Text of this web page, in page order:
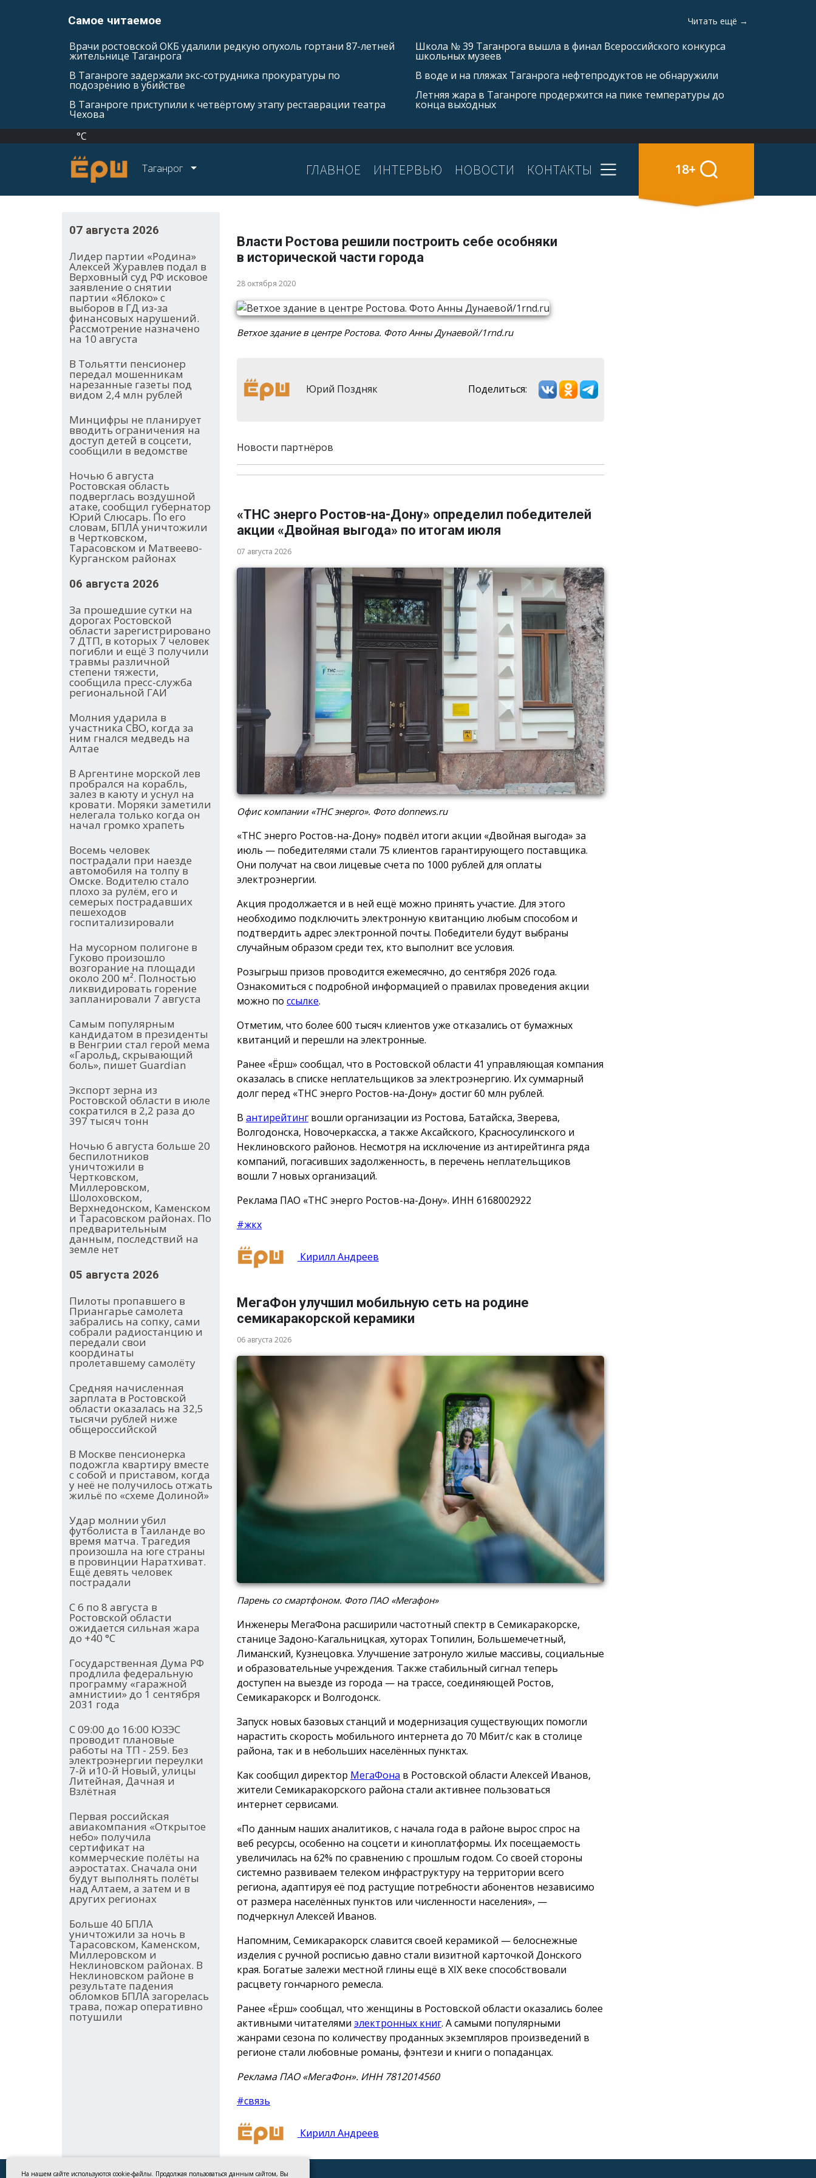
Самое читаемое Читать ещё →
Врачи ростовской ОКБ удалили редкую опухоль гортани 87-летней
жительнице Таганрога
В Таганроге задержали экс-сотрудника прокуратуры по
подозрению в убийстве
В Таганроге приступили к четвёртому этапу реставрации театра
Чехова
Школа № 39 Таганрога вышла в финал Всероссийского конкурса
школьных музеев
В воде и на пляжах Таганрога нефтепродуктов не обнаружили
Летняя жара в Таганроге продержится на пике температуры до
конца выходных
°C
Таганрог ГЛАВНОЕ ИНТЕРВЬЮ НОВОСТИ КОНТАКТЫ 18+
07 августа 2026
Лидер партии «Родина»
Алексей Журавлев подал в
Верховный суд РФ исковое
заявление о снятии
партии «Яблоко» с
выборов в ГД из-за
финансовых нарушений.
Рассмотрение назначено
на 10 августа
В Тольятти пенсионер
передал мошенникам
нарезанные газеты под
видом 2,4 млн рублей
Минцифры не планирует
вводить ограничения на
доступ детей в соцсети,
сообщили в ведомстве
Ночью 6 августа
Ростовская область
подверглась воздушной
атаке, сообщил губернатор
Юрий Слюсарь. По его
словам, БПЛА уничтожили
в Чертковском,
Тарасовском и Матвеево-
Курганском районах
06 августа 2026
За прошедшие сутки на
дорогах Ростовской
области зарегистрировано
7 ДТП, в которых 7 человек
погибли и ещё 3 получили
травмы различной
степени тяжести,
сообщила пресс-служба
региональной ГАИ
Молния ударила в
участника СВО, когда за
ним гнался медведь на
Алтае
В Аргентине морской лев
пробрался на корабль,
залез в каюту и уснул на
кровати. Моряки заметили
нелегала только когда он
начал громко храпеть
Восемь человек
пострадали при наезде
автомобиля на толпу в
Омске. Водителю стало
плохо за рулём, его и
семерых пострадавших
пешеходов
госпитализировали
На мусорном полигоне в
Гуково произошло
возгорание на площади
около 200 м². Полностью
ликвидировать горение
запланировали 7 августа
Самым популярным
кандидатом в президенты
в Венгрии стал герой мема
«Гарольд, скрывающий
боль», пишет Guardian
Экспорт зерна из
Ростовской области в июле
сократился в 2,2 раза до
397 тысяч тонн
Ночью 6 августа больше 20
беспилотников
уничтожили в
Чертковском,
Миллеровском,
Шолоховском,
Верхнедонском, Каменском
и Тарасовском районах. По
предварительным
данным, последствий на
земле нет
05 августа 2026
Пилоты пропавшего в
Приангарье самолета
забрались на сопку, сами
собрали радиостанцию и
передали свои
координаты
пролетавшему самолёту
Средняя начисленная
зарплата в Ростовской
области оказалась на 32,5
тысячи рублей ниже
общероссийской
В Москве пенсионерка
подожгла квартиру вместе
с собой и приставом, когда
у неё не получилось отжать
жильё по «схеме Долиной»
Удар молнии убил
футболиста в Таиланде во
время матча. Трагедия
произошла на юге страны
в провинции Наратхиват.
Ещё девять человек
пострадали
С 6 по 8 августа в
Ростовской области
ожидается сильная жара
до +40 °С
Государственная Дума РФ
продлила федеральную
программу «гаражной
амнистии» до 1 сентября
2031 года
С 09:00 до 16:00 ЮЗЭС
проводит плановые
работы на ТП - 259. Без
электроэнергии переулки
7-й и10-й Новый, улицы
Литейная, Дачная и
Взлётная
Первая российская
авиакомпания «Открытое
небо» получила
сертификат на
коммерческие полёты на
аэростатах. Сначала они
будут выполнять полёты
над Алтаем, а затем и в
других регионах
Больше 40 БПЛА
уничтожили за ночь в
Тарасовском, Каменском,
Миллеровском и
Неклиновском районах. В
Неклиновском районе в
результате падения
обломков БПЛА загорелась
трава, пожар оперативно
потушили
Власти Ростова решили построить себе особняки
в исторической части города
28 октября 2020
Ветхое здание в центре Ростова. Фото Анны Дунаевой/1rnd.ru
Юрий Поздняк Поделиться:
Новости партнёров
«ТНС энерго Ростов-на-Дону» определил победителей
акции «Двойная выгода» по итогам июля
07 августа 2026
Офис компании «ТНС энерго». Фото donnews.ru
«ТНС энерго Ростов-на-Дону» подвёл итоги акции «Двойная выгода» за
июль — победителями стали 75 клиентов гарантирующего поставщика.
Они получат на свои лицевые счета по 1000 рублей для оплаты
электроэнергии.
Акция продолжается и в ней ещё можно принять участие. Для этого
необходимо подключить электронную квитанцию любым способом и
подтвердить адрес электронной почты. Победители будут выбраны
случайным образом среди тех, кто выполнит все условия.
Розыгрыш призов проводится ежемесячно, до сентября 2026 года.
Ознакомиться с подробной информацией о правилах проведения акции
можно по ссылке.
Отметим, что более 600 тысяч клиентов уже отказались от бумажных
квитанций и перешли на электронные.
Ранее «Ёрш» сообщал, что в Ростовской области 41 управляющая компания
оказалась в списке неплательщиков за электроэнергию. Их суммарный
долг перед «ТНС энерго Ростов-на-Дону» достиг 60 млн рублей.
В антирейтинг вошли организации из Ростова, Батайска, Зверева,
Волгодонска, Новочеркасска, а также Аксайского, Красносулинского и
Неклиновского районов. Несмотря на исключение из антирейтинга ряда
компаний, погасивших задолженность, в перечень неплательщиков
вошли 7 новых организаций.
Реклама ПАО «ТНС энерго Ростов-на-Дону». ИНН 6168002922
#жкх
Кирилл Андреев
МегаФон улучшил мобильную сеть на родине
семикаракорской керамики
06 августа 2026
Парень со смартфоном. Фото ПАО «Мегафон»
Инженеры МегаФона расширили частотный спектр в Семикаракорске,
станице Задоно-Кагальницкая, хуторах Топилин, Большемечетный,
Лиманский, Кузнецовка. Улучшение затронуло жилые массивы, социальные
и образовательные учреждения. Также стабильный сигнал теперь
доступен на выезде из города — на трассе, соединяющей Ростов,
Семикаракорск и Волгодонск.
Запуск новых базовых станций и модернизация существующих помогли
нарастить скорость мобильного интернета до 70 Мбит/с как в столице
района, так и в небольших населённых пунктах.
Как сообщил директор МегаФона в Ростовской области Алексей Иванов,
жители Семикаракорского района стали активнее пользоваться
интернет сервисами.
«По данным наших аналитиков, с начала года в районе вырос спрос на
веб ресурсы, особенно на соцсети и киноплатформы. Их посещаемость
увеличилась на 62% по сравнению с прошлым годом. Со своей стороны
системно развиваем телеком инфраструктуру на территории всего
региона, адаптируя её под растущие потребности абонентов независимо
от размера населённых пунктов или численности населения», —
подчеркнул Алексей Иванов.
Напомним, Семикаракорск славится своей керамикой — белоснежные
изделия с ручной росписью давно стали визитной карточкой Донского
края. Богатые залежи местной глины ещё в XIX веке способствовали
расцвету гончарного ремесла.
Ранее «Ёрш» сообщал, что женщины в Ростовской области оказались более
активными читателями электронных книг. А самыми популярными
жанрами сезона по количеству проданных экземпляров произведений в
регионе стали любовные романы, фэнтези и книги о попаданцах.
Реклама ПАО «МегаФон». ИНН 7812014560
#связь
Кирилл Андреев
На нашем сайте используются cookie-файлы. Продолжая пользоваться данным сайтом, Вы